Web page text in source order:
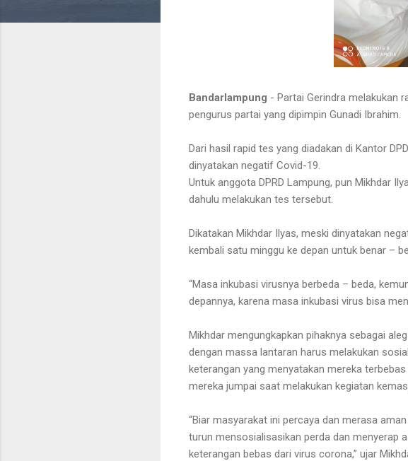
Bandarlampung - Partai Gerindra melakukan
pengurus partai yang dipimpin Gunadi Ibrahim.
Dari hasil rapid tes yang diadakan di Kantor
dinyatakan negatif Covid-19.
Untuk anggota DPRD Lampung, pun Mikhdar
dahulu melakukan tes tersebut.
Dikatakan Mikhdar Ilyas, meski dinyatakan
kembali satu minggu ke depan untuk benar –
“Masa inkubasi virusnya berbeda – beda,
depannya, karena masa inkubasi virus bisa
Mikhdar mengungkapkan pihaknya sebagai
dengan massa lantaran harus melakukan
keterangan yang menyatakan mereka
mereka jumpai saat melakukan kegiatan
“Biar masyarakat ini percaya dan merasa
turun mensosialisasikan perda dan menyerap
keterangan bebas dari virus corona,” ujar